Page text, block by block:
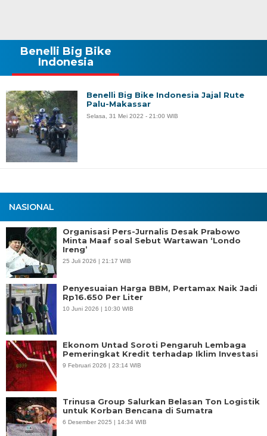
NASIONAL
Organisasi Pers-Jurnalis Desak Prabowo
Minta Maaf soal Sebut Wartawan ‘Londo
Ireng’
25 Juli 2026 | 21:17 WIB
Penyesuaian Harga BBM, Pertamax Naik Jadi
Rp16.650 Per Liter
10 Juni 2026 | 10:30 WIB
Ekonom Untad Soroti Pengaruh Lembaga
Pemeringkat Kredit terhadap Iklim Investasi
9 Februari 2026 | 23:14 WIB
Trinusa Group Salurkan Belasan Ton Logistik
untuk Korban Bencana di Sumatra
6 Desember 2025 | 14:34 WIB
Benelli Big Bike
Indonesia
Benelli Big Bike Indonesia Jajal Rute
Palu-Makassar
Selasa, 31 Mei 2022 - 21:00 WIB